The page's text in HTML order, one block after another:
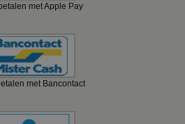
met Apple Pay
met Bancontact